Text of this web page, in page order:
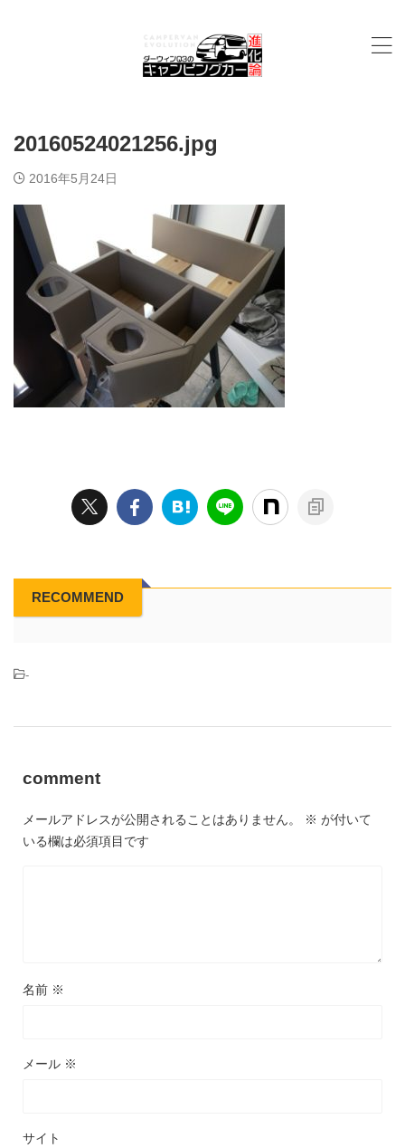
20160524021256.jpg
2016年5月24日
RECOMMEND
-
comment
メールアドレスが公開されることはありません。 ※ が付いて
いる欄は必須項目です
名前 ※
メール ※
サイト